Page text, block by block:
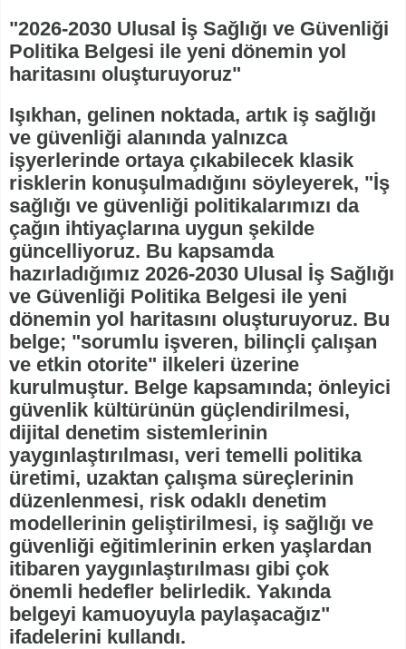
"2026-2030 Ulusal İş Sağlığı ve Güvenliği
Politika Belgesi ile yeni dönemin yol
haritasını oluşturuyoruz"
Işıkhan, gelinen noktada, artık iş sağlığı
ve güvenliği alanında yalnızca
işyerlerinde ortaya çıkabilecek klasik
risklerin konuşulmadığını söyleyerek, "İş
sağlığı ve güvenliği politikalarımızı da
çağın ihtiyaçlarına uygun şekilde
güncelliyoruz. Bu kapsamda
hazırladığımız 2026-2030 Ulusal İş Sağlığı
ve Güvenliği Politika Belgesi ile yeni
dönemin yol haritasını oluşturuyoruz. Bu
belge; "sorumlu işveren, bilinçli çalışan
ve etkin otorite" ilkeleri üzerine
kurulmuştur. Belge kapsamında; önleyici
güvenlik kültürünün güçlendirilmesi,
dijital denetim sistemlerinin
yaygınlaştırılması, veri temelli politika
üretimi, uzaktan çalışma süreçlerinin
düzenlenmesi, risk odaklı denetim
modellerinin geliştirilmesi, iş sağlığı ve
güvenliği eğitimlerinin erken yaşlardan
itibaren yaygınlaştırılması gibi çok
önemli hedefler belirledik. Yakında
belgeyi kamuoyuyla paylaşacağız"
ifadelerini kullandı.